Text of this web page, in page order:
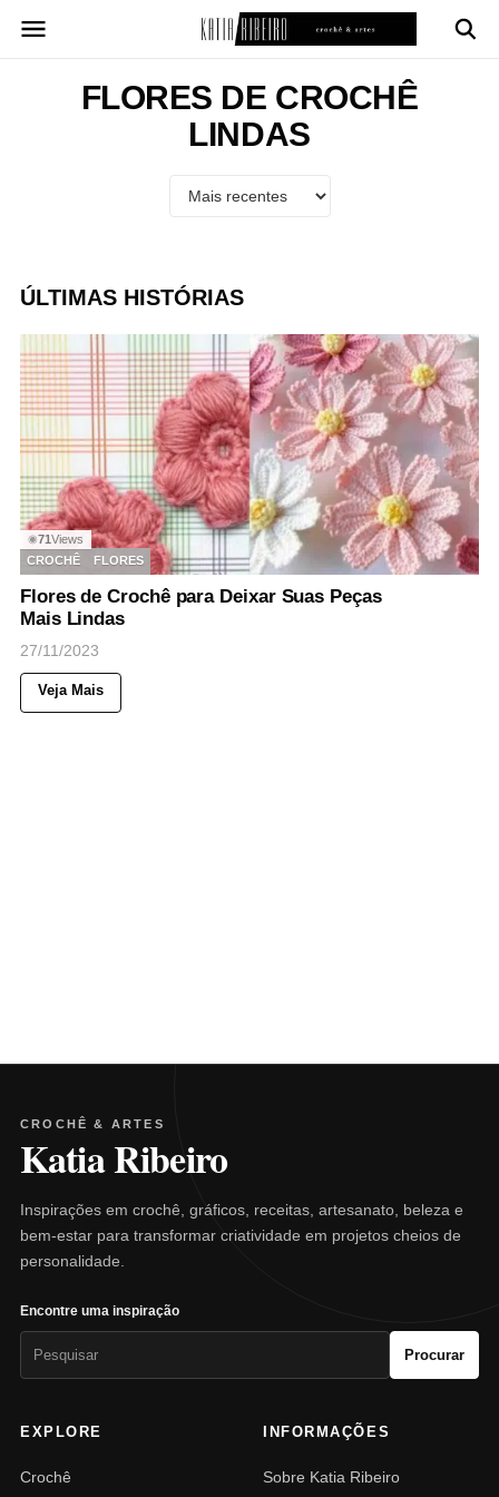
para
FLORES DE CROCHÊ
LINDAS
ÚLTIMAS HISTÓRIAS
◉71Views
CROCHÊ
FLORES
Flores de Crochê para Deixar Suas Peças
Mais Lindas
27/11/2023
Veja Mais
CROCHÊ & ARTES
Katia Ribeiro
Inspirações em crochê, gráficos, receitas, artesanato, beleza e
bem-estar para transformar criatividade em projetos cheios de
personalidade.
Encontre uma inspiração
Procurar
EXPLORE
Crochê
INFORMAÇÕES
Sobre Katia Ribeiro